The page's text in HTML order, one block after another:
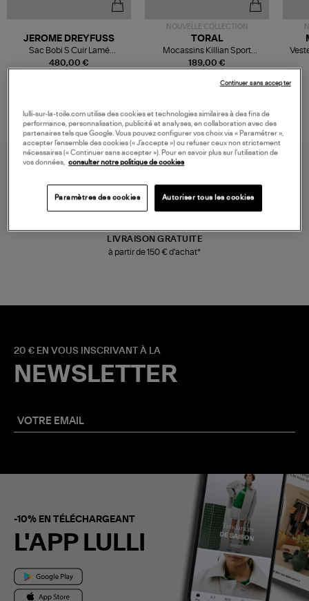
480,00 €
JEROME DREYFUSS
Sac Bobi S Cuir Lamé
Champagne
NOUVELLE COLLECTION
189,00 €
TORAL
Mocassins Killian Sport
Mousse
LIVRAISON GRATUITE
à partir de 150 € d'achat*
20 € EN VOUS INSCRIVANT À LA
NEWSLETTER
-10% EN TÉLÉCHARGEANT
L'APP LULLI
lulli-sur-la-toile.com utilise des cookies et technologies similaires à des fins de
performance, personnalisation, publicité et analyses, en collaboration avec des
partenaires tels que Google. Vous pouvez configurer vos choix via « Paramétrer »,
accepter l’ensemble des cookies (« J’accepte ») ou refuser ceux non strictement
nécessaires (« Continuer sans accepter »). Pour en savoir plus sur l’utilisation de
vos données, consulter notre politique de cookies
Paramètres des cookies Autoriser tous les cookies
Continuer sans accepter